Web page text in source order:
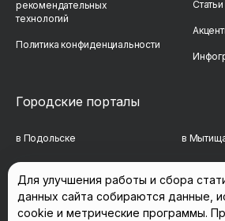
рекомендательных
технологий
Политика конфиденциальности
Статьи
Городские порталы
в Подольске в
в Сергиевом Посаде в
Для улучшения работы и сбора
данных сайта собираются данные,
cookie и метрические программы.